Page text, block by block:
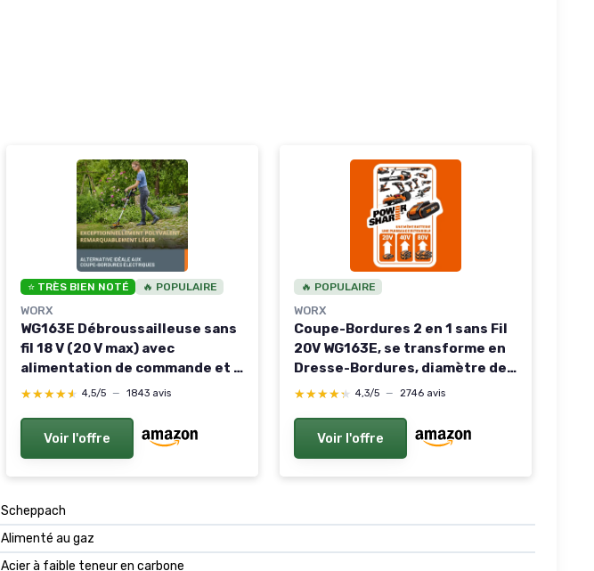
⭐ TRÈS BIEN NOTÉ 🔥 POPULAIRE
WORX
WG163E Débroussailleuse sans
fil 18 V (20 V max) avec
alimentation de commande et 2
batteries Noir WG163E GT3 avec
★★★★★
★★★★★ 4,5/5 — 1843 avis
Voir l'offre
🔥 POPULAIRE
WORX
Coupe-Bordures 2 en 1 sans Fil
20V WG163E, se transforme en
Dresse-Bordures, diamètre de
30cm, poignée Amovible, Capot
Livré avec Deux Batteries 2Ah
et Chargeur 30 cm 2 batteries
★★★★★
★★★★★ 4,3/5 — 2746 avis
Voir l'offre
Scheppach
Alimenté au gaz
Acier à faible teneur en carbone